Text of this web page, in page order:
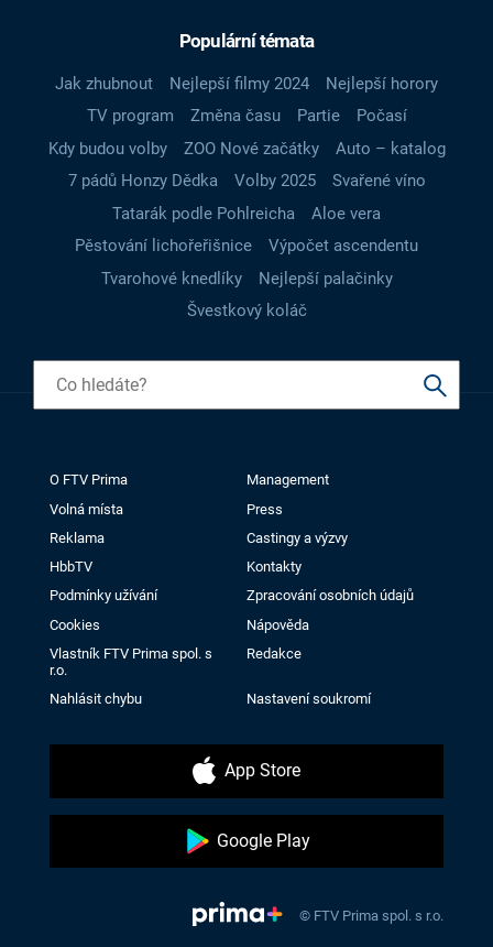
Populární témata
Jak zhubnout Nejlepší filmy 2024
Nejlepší horory
TV program
Změna času Partie
Počasí
Kdy budou volby
ZOO Nové začátky
Auto – katalog
7 pádů Honzy Dědka
Volby 2025
Svařené víno
Tatarák podle Pohlreicha
Aloe vera
Pěstování lichořeřišnice
Výpočet ascendentu
Tvarohové knedlíky
Nejlepší palačinky
Švestkový koláč
O FTV Prima
Management
Volná místa
Press
Reklama
Castingy a výzvy
HbbTV
Kontakty
Podmínky užívání
Zpracování osobních údajů
Cookies
Nápověda
Vlastník FTV Prima spol. s
r.o.
Redakce
Nahlásit chybu Nastavení soukromí
App Store
Google Play
© FTV Prima spol. s r.o.